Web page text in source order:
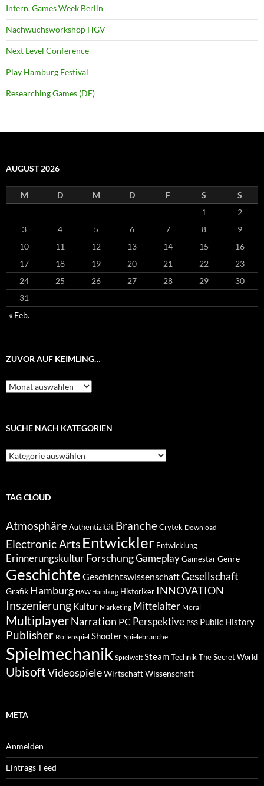
Intern. Games Week Berlin
Nachwuchsworkshop HGV
Next Level Conference
Play Hamburg Festival
Researching Games (DE)
AUGUST 2026
M D M D F S
S
1
2
3
4 5 6 7 8
9
10
11 12 13 14 15
16
17
18 19 20 21 22
23
24
25 26 27 28 29
30
31
« Feb.
ZUVOR AUF KEIMLING…
Zuvor
auf
SUCHE NACH KATEGORIEN
Suche
nach
TAG CLOUD
Atmosphäre Authentizität Branche Crytek Download
Electronic Arts Entwickler Entwicklung
Erinnerungskultur ForschungGameplay Gamestar Genre
Geschichte GeschichtswissenschaftGesellschaft
Grafik Hamburg HAW Hamburg Historiker INNOVATION
Inszenierung Kultur Marketing Mittelalter Moral
MultiplayerNarration PC Perspektive PS3 Public History
Publisher Rollenspiel Shooter Spielebranche
Spielmechanik Spielwelt Steam Technik The Secret World
UbisoftVideospieleWirtschaftWissenschaft
META
Anmelden
Eintrags-Feed